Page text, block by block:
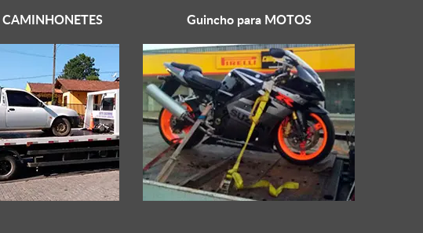
CAMINHONETES Guincho para MOTOS